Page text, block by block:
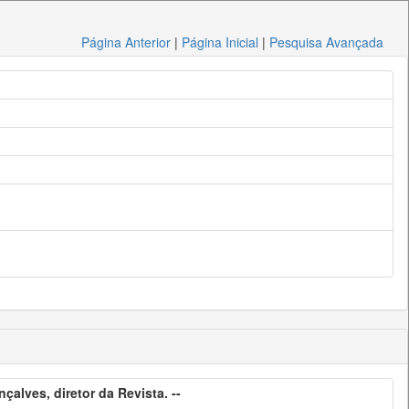
Página Anterior | Página Inicial | Pesquisa Avançada
diretor da Revista. --